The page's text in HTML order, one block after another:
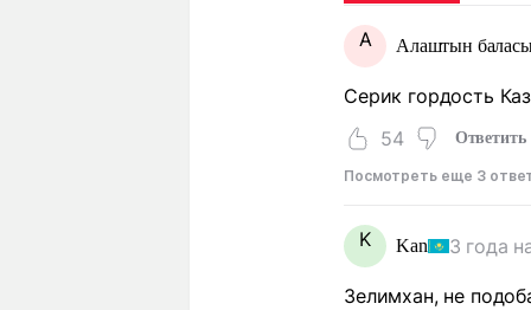
А Алаштын
Серик гордость
54
Ответить
Посмотреть еще 3
K Kan 3 года
Зелимхан, не